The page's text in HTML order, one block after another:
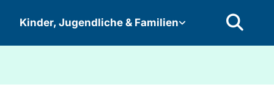
Kinder, Jugendliche & Familien